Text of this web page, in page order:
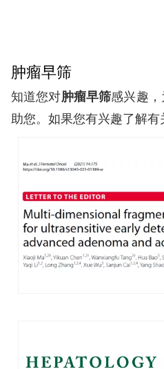
肿瘤早筛
知道您对肿瘤早筛感兴趣
助您。如果您有兴趣了解有